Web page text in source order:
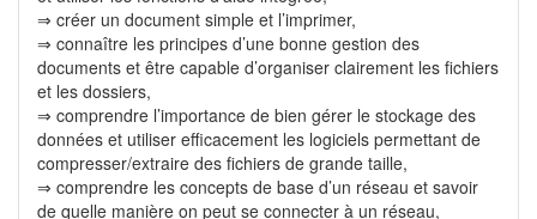
⇒ créer un document simple et l’imprimer,
⇒ connaître les principes d’une bonne gestion des
documents et être capable d’organiser clairement les fichiers
et les dossiers,
⇒ comprendre l’importance de bien gérer le stockage des
données et utiliser efficacement les logiciels permettant de
compresser/extraire des fichiers de grande taille,
⇒ comprendre les concepts de base d’un réseau et savoir
de quelle manière on peut se connecter à un réseau,